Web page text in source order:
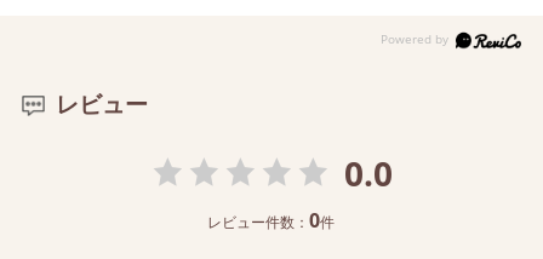
レビュー
0.0
レビュー件数：0件